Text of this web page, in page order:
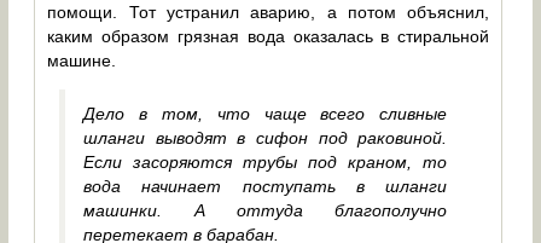
помощи. Тот устранил аварию, а потом объяснил,
каким образом грязная вода оказалась в стиральной
машине.
Дело в том, что чаще всего сливные
шланги выводят в сифон под раковиной.
Если засоряются трубы под краном, то
вода начинает поступать в шланги
машинки. А оттуда благополучно
перетекает в барабан.